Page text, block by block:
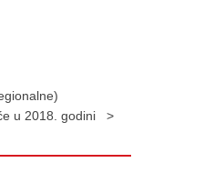
u 2018. godini >